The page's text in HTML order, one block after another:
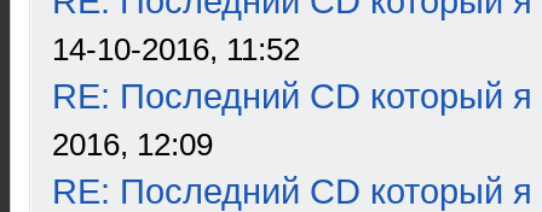
14-10-2016, 11:52
RE: Последний CD который я
2016, 12:09
RE: Последний CD который я